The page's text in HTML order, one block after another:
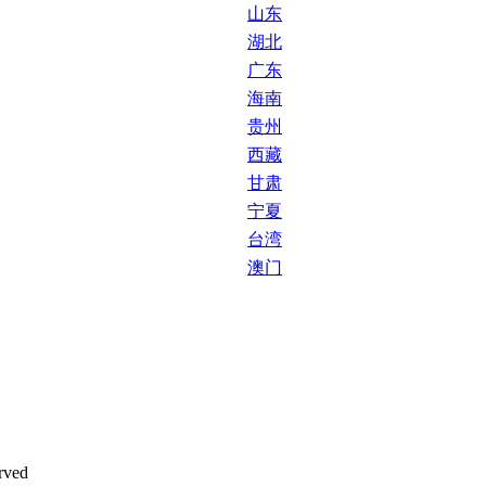
山东
湖北
广东
海南
贵州
西藏
甘肃
宁夏
台湾
澳门